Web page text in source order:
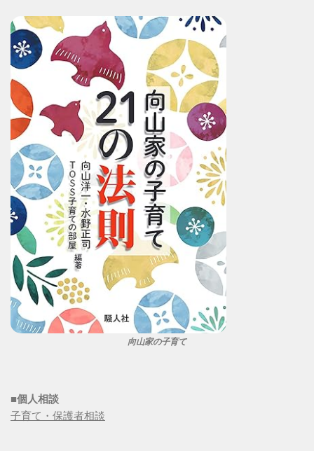
向山家の子育て
■個人相談
子育て・保護者相談